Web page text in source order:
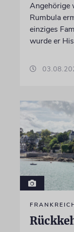
Angehörige
Rumbula
einziges
wurde er